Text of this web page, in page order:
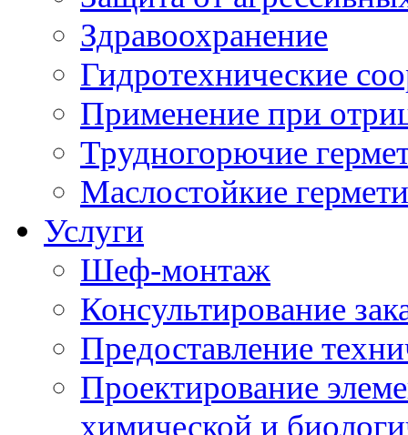
Здравоохранение
Гидротехнические
Применение при
Трудногорючие
Маслостойкие
Услуги
Шеф-монтаж
Консультирование
Предоставление
Проектирование
химической и